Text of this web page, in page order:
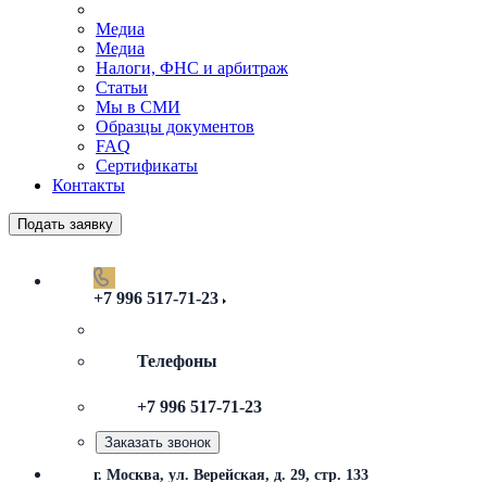
Медиа
Медиа
Налоги, ФНС и арбитраж
Статьи
Мы в СМИ
Образцы документов
FAQ
Сертификаты
Контакты
Подать заявку
+7 996 517-71-23
Телефоны
+7 996 517-71-23
Заказать звонок
г. Москва, ул. Верейская, д. 29, стр. 133